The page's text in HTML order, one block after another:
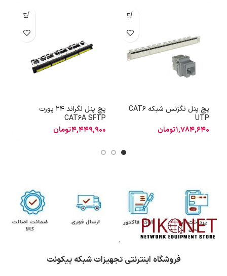
پچ پنل نگزنس شبکه CAT6
UTP
1,784,640تومان
پچ پنل لگراند 24 پورت
CAT6A SFTP
4,449,900تومان
فروشگاه اینترنتی تجهیزات شبکه پیکونت